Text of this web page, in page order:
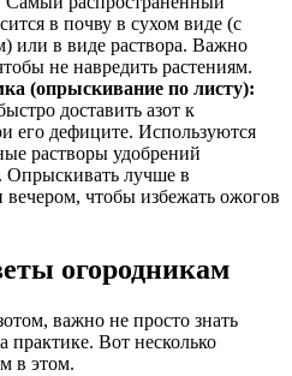
в почву в сухом виде (с
или в виде раствора. Важно
не навредить растениям.
(опрыскивание по листу):
доставить азот к
его дефиците. Используются
растворы удобрений
лучше в
чтобы избежать ожогов
огородникам
важно не просто знать
практике. Вот несколько
в этом.